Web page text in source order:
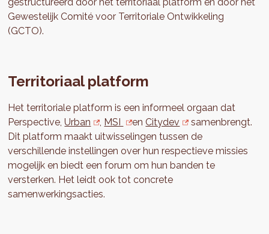
Gewestelijk Comité voor Territoriale Ontwikkeling
(GCTO).
Territoriaal platform
Het territoriale platform is een informeel orgaan dat
Perspective,Urban MSI enCitydev
samenbrengt.
Dit platform maakt uitwisselingen tussen de
verschillende instellingen over hun respectieve missies
mogelijk en biedt een forum om hun banden te
versterken. Het leidt ook tot concrete
samenwerkingsacties.